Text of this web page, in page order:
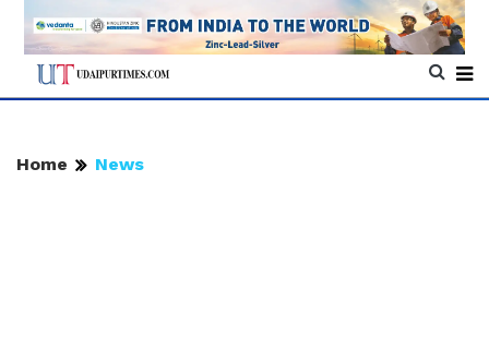
Home News